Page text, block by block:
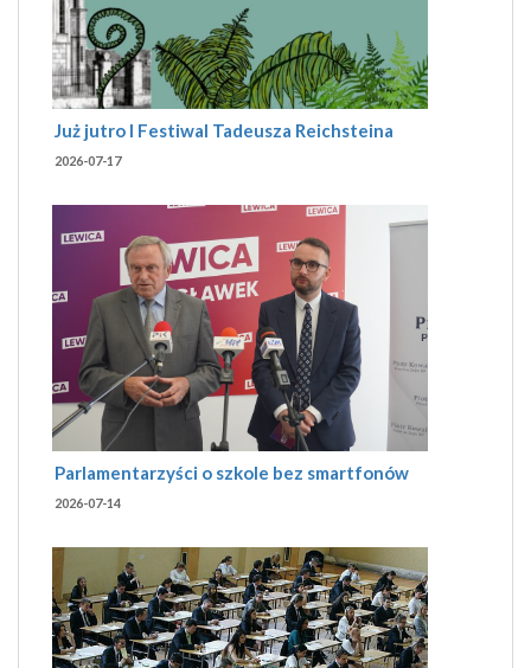
Już jutro I Festiwal Tadeusza Reichsteina
2026-07-17
Parlamentarzyści o szkole bez smartfonów
2026-07-14